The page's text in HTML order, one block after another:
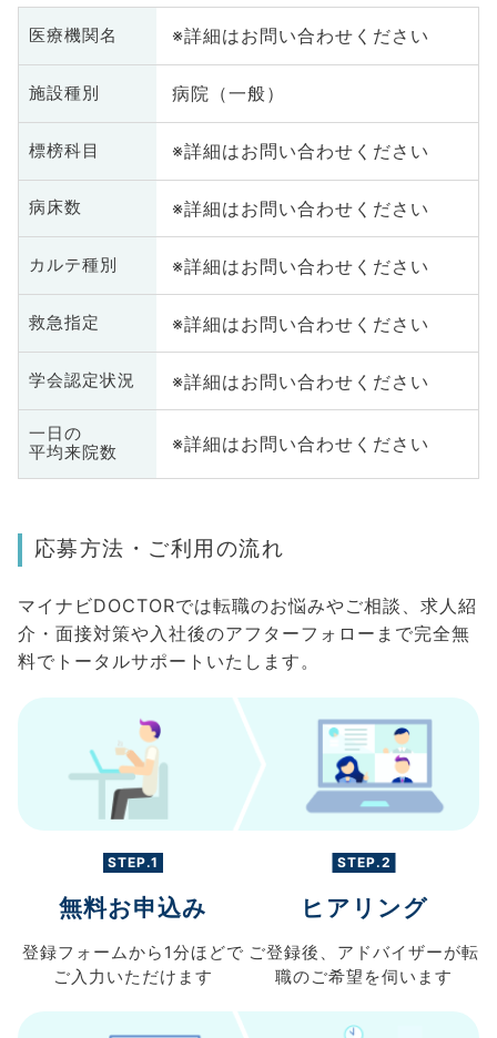
医療機関名 ※詳細はお問い合わせください
施設種別 病院（一般）
標榜科目 ※詳細はお問い合わせください
病床数 ※詳細はお問い合わせください
カルテ種別 ※詳細はお問い合わせください
救急指定 ※詳細はお問い合わせください
学会認定状況 ※詳細はお問い合わせください
一日の
平均来院数
※詳細はお問い合わせください
応募方法・ご利用の流れ
マイナビDOCTORでは転職のお悩みやご相談、求人紹
介・面接対策や入社後のアフターフォローまで完全無
料でトータルサポートいたします。
STEP.1
無料お申込み
登録フォームから 1分ほどで
ご入力 いただけます
STEP.2
ヒアリング
ご登録後、 アドバイザーが転
職のご希望を伺います